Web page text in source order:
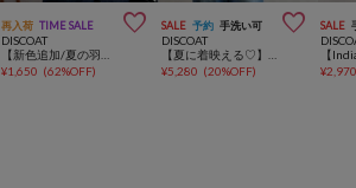
再入荷 TIME SALE 
DISCOAT
¥1,650 (62%OFF)
SALE 予約 手洗い可 
DISCOAT
¥5,280 (20%OFF)
SALE
¥